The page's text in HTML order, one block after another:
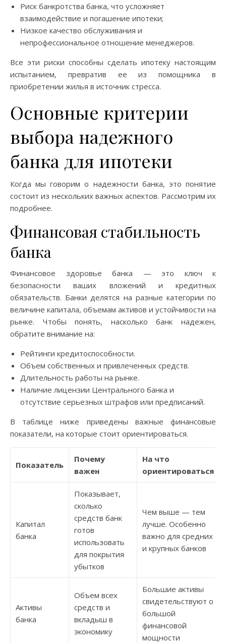
Риск банкротства банка, что усложняет
взаимодействие и погашение ипотеки;
Низкое качество обслуживания и
непрофессиональное отношение менеджеров.
Все эти риски способны сделать ипотеку настоящим
испытанием, превратив ее из помощника в
приобретении жилья в источник стресса.
Основные критерии
выбора надежного
банка для ипотеки
Когда мы говорим о надежности банка, это понятие
состоит из нескольких важных аспектов. Рассмотрим их
подробнее.
Финансовая стабильность
банка
Финансовое здоровье банка — это ключ к
безопасности ваших вложений и кредитных
обязательств. Банки делятся на разные категории по
величине капитала, объемам активов и устойчивости на
рынке. Чтобы понять, насколько банк надежен,
обратите внимание на:
Рейтинги кредитоспособности.
Объем собственных и привлеченных средств.
Длительность работы на рынке.
Наличие лицензии Центрального банка и
отсутствие серьезных штрафов или предписаний.
В таблице ниже приведены важные финансовые
показатели, на которые стоит ориентироваться.
Показатель
Почему
важен
На что
ориентироваться
Капитал
банка
Показывает,
сколько
средств банк
готов
использовать
для покрытия
убытков
Чем выше — тем
лучше. Особенно
важно для средних
и крупных банков
Активы
банка
Объем всех
средств и
вкладыш в
экономику
Большие активы
свидетельствуют о
большой
финансовой
мощности